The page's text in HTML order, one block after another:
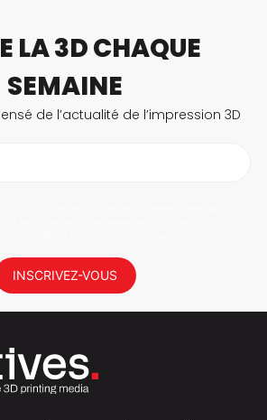
LA 3D CHAQUE
SEMAINE
de l’actualité de l’impression 3D
INSCRIVEZ-VOUS